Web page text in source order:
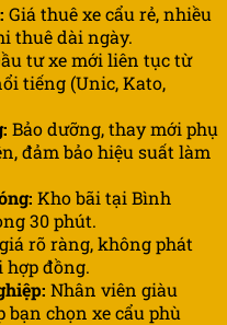
Giá thuê xe cẩu rẻ, nhiều
thuê dài ngày.
tư xe mới liên tục từ
tiếng (Unic, Kato,
Bảo dưỡng, thay mới phụ
đảm bảo hiệu suất làm
Kho bãi tại Bình
30 phút.
rõ ràng, không phát
đồng.
Nhân viên giàu
chọn xe cẩu phù